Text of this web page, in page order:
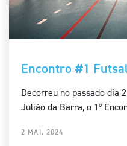
Encontro #1
Decorreu no passado dia
Julião da Barra, o 1º
2 MAI, 2024